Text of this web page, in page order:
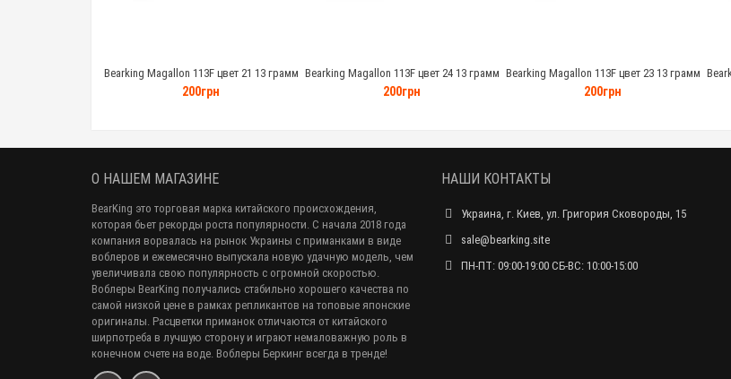
Bearking Magallon 113F цвет 21 13 грамм
200грн
Bearking Magallon 113F цвет 24 13 грамм
200грн
Bearking Magallon 113F цвет 23 13 грамм
200грн
О НАШЕМ МАГАЗИНЕ
BearKing это торговая марка китайского происхождения,
которая бьет рекорды роста популярности. С начала 2018 года
компания ворвалась на рынок Украины с приманками в виде
воблеров и ежемесячно выпускала новую удачную модель, чем
увеличивала свою популярность с огромной скоростью.
Воблеры BearKing получались стабильно хорошего качества по
самой низкой цене в рамках репликантов на топовые японские
оригиналы. Расцветки приманок отличаются от китайского
ширпотреба в лучшую сторону и играют немаловажную роль в
конечном счете на воде. Воблеры Беркинг всегда в тренде!
НАШИ КОНТАКТЫ
Украина, г. Киев, ул. Григория Сковороды, 15
sale@bearking.site
ПН-ПТ: 09:00-19:00 СБ-ВС: 10:00-15:00